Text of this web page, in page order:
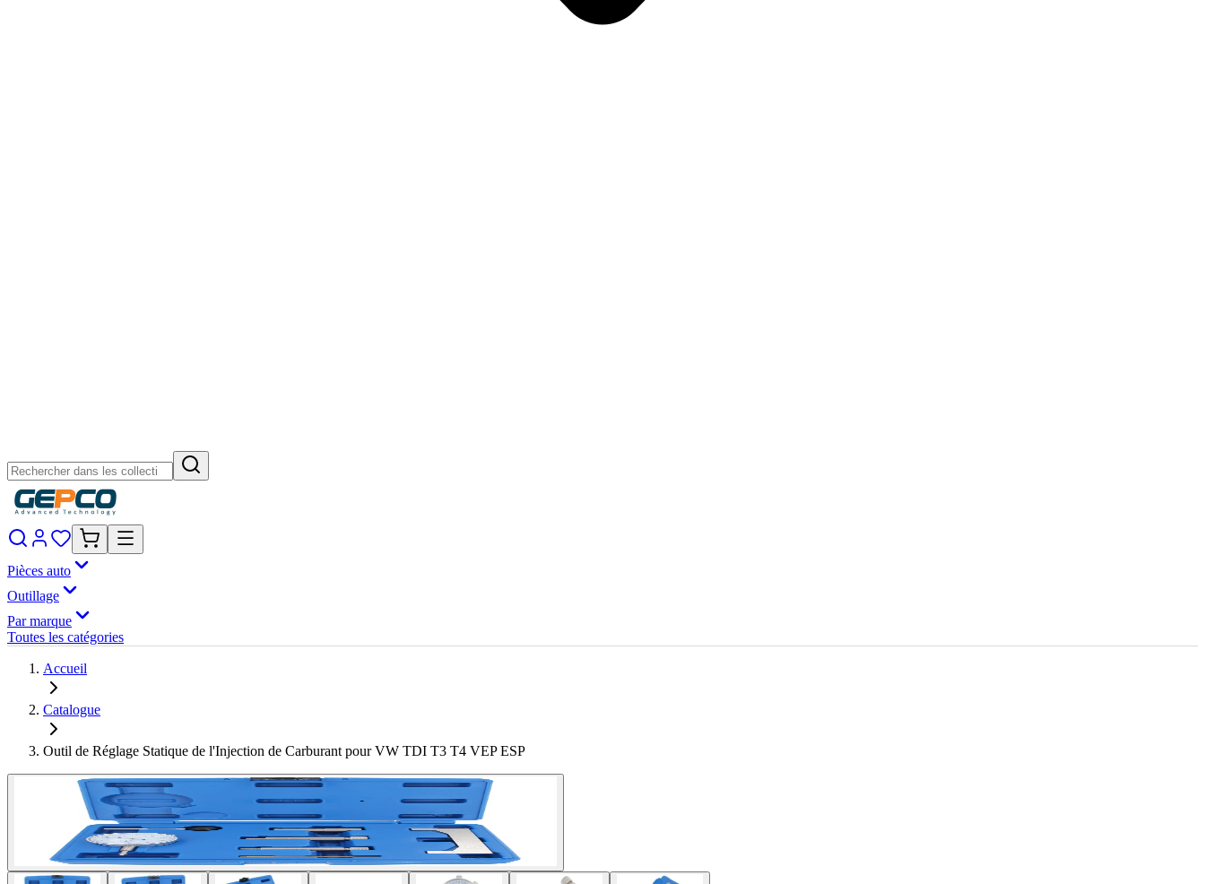
Pièces auto
Outillage
Par marque
Toutes les catégories
Accueil
Catalogue
Outil de Réglage Statique de l'Injection de Carburant pour VW TDI T3 T4 VEP ESP